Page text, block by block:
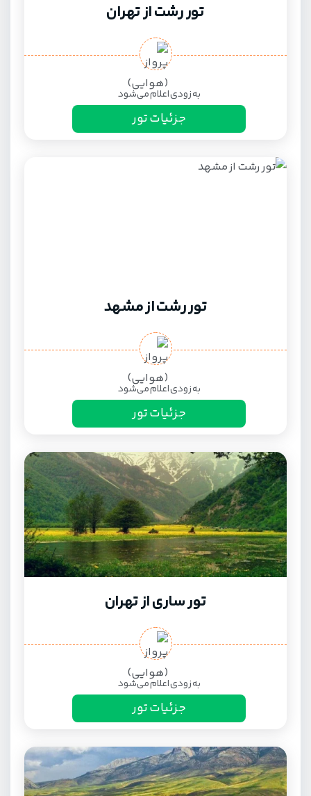
تور رشت از تهران
به زودی اعلام می‌شود
جزئیات تور
تور رشت از مشهد
به زودی اعلام می‌شود
جزئیات تور
تور ساری از تهران
به زودی اعلام می‌شود
جزئیات تور